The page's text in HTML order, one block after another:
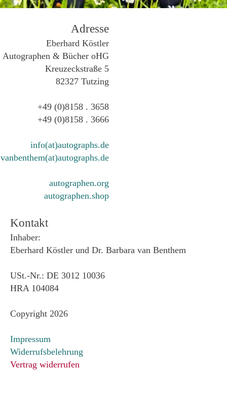
Adresse
Eberhard Köstler
Autographen & Bücher oHG
Kreuzeckstraße 5
82327 Tutzing
+49 (0)8158 . 3658
+49 (0)8158 . 3666
info(at)autographs.de
vanbenthem(at)autographs.de
autographen.org
autographen.shop
Kontakt
Inhaber:
Eberhard Köstler und Dr. Barbara van Benthem
USt.-Nr.: DE 3012 10036
HRA 104084
Copyright 2026
Impressum
Widerrufsbelehrung
Vertrag widerrufen